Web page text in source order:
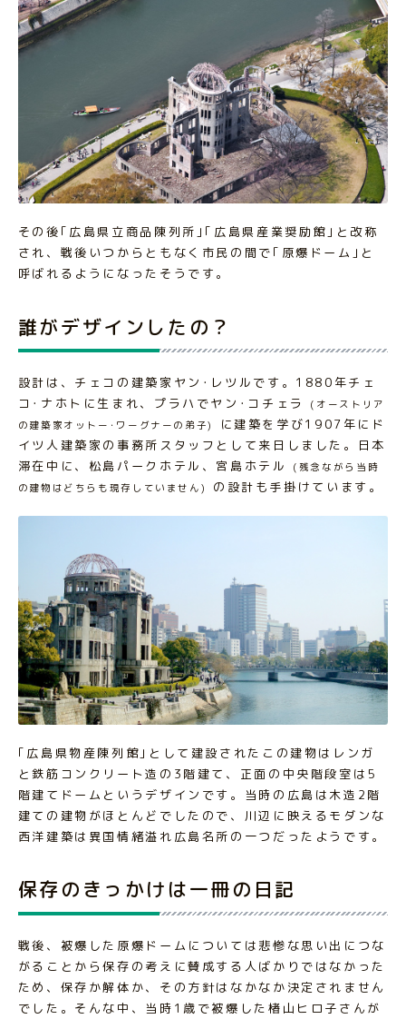
その後｢広島県立商品陳列所｣｢広島県産業奨励館｣と改称
され、戦後いつからともなく市民の間で｢原爆ドーム｣と
呼ばれるようになったそうです。
誰がデザインしたの？
設計は、チェコの建築家ヤン･レツルです。1880年チェ
コ･ナホトに生まれ、プラハでヤン･コチェラ
(オーストリア
の建築家オットー･ワーグナーの弟子)
に建築を学び1907年にド
イツ人建築家の事務所スタッフとして来日しました。日本
滞在中に、松島パークホテル、宮島ホテル
(残念ながら当時
の建物はどちらも現存していません)
の設計も手掛けています。
｢広島県物産陳列館｣として建設されたこの建物はレンガ
と鉄筋コンクリート造の3階建て、正面の中央階段室は5
階建てドームというデザインです。当時の広島は木造2階
建ての建物がほとんどでしたので、川辺に映えるモダンな
西洋建築は異国情緒溢れ広島名所の一つだったようです。
保存のきっかけは一冊の日記
戦後、被爆した原爆ドームについては悲惨な思い出につな
がることから保存の考えに賛成する人ばかりではなかった
ため、保存か解体か、その方針はなかなか決定されません
でした。そんな中、当時1歳で被爆した楮山ヒロ子さんが